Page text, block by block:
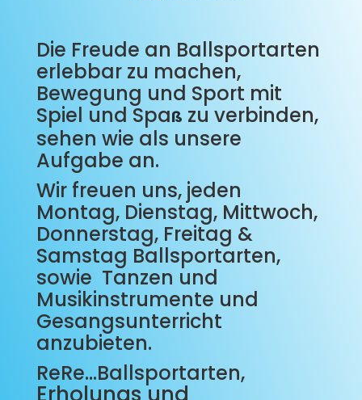
Die Freude an Ballsportarten
erlebbar zu machen,
Bewegung und Sport mit
Spiel und Spaß zu verbinden,
sehen wie als unsere
Aufgabe an.
Wir freuen uns, jeden
Montag, Dienstag, Mittwoch,
Donnerstag, Freitag &
Samstag Ballsportarten,
sowie Tanzen und
Musikinstrumente und
Gesangsunterricht
anzubieten.
ReRe…Ballsportarten,